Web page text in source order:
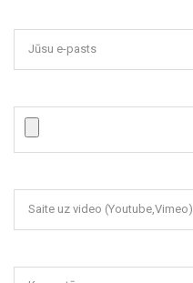
Jūsu e-pasts
Saite uz video (Youtube,Vimeo)